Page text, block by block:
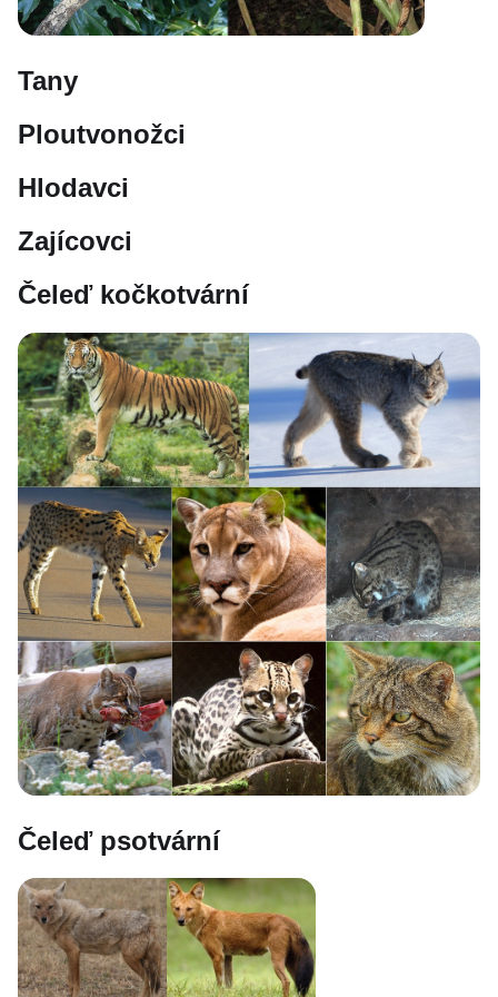
Tany
Ploutvonožci
Hlodavci
Zajícovci
Čeleď kočkotvární
Čeleď psotvární